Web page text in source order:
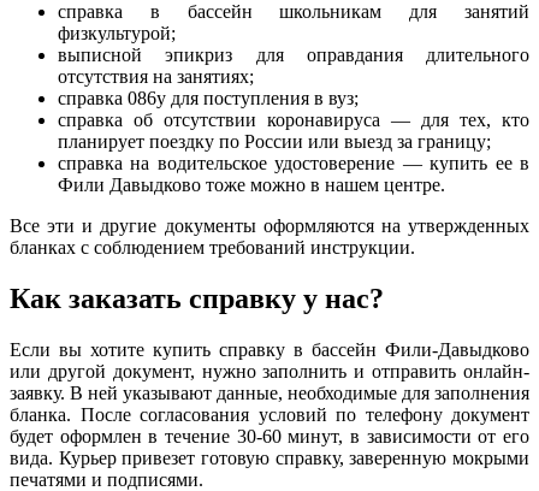
справка в бассейн школьникам для занятий
физкультурой;
выписной эпикриз для оправдания длительного
отсутствия на занятиях;
справка 086у для поступления в вуз;
справка об отсутствии коронавируса — для тех, кто
планирует поездку по России или выезд за границу;
справка на водительское удостоверение — купить ее в
Фили Давыдково тоже можно в нашем центре.
Все эти и другие документы оформляются на утвержденных
бланках с соблюдением требований инструкции.
Как заказать справку у нас?
Если вы хотите купить справку в бассейн Фили-Давыдково
или другой документ, нужно заполнить и отправить онлайн-
заявку. В ней указывают данные, необходимые для заполнения
бланка. После согласования условий по телефону документ
будет оформлен в течение 30-60 минут, в зависимости от его
вида. Курьер привезет готовую справку, заверенную мокрыми
печатями и подписями.